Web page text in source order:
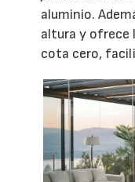
aluminio.
altura y ofrece
cota cero,